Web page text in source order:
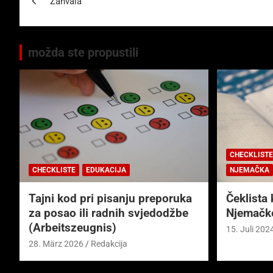
možda ste propustili
CHECKLISTE EDUKACIJA
Tajni kod pri pisanju preporuka
za posao ili radnih svjedodžbe
(Arbeitszeugnis)
28. März 2026 Redakcija
CHECKLISTE
NJEMAČKA
Čeklista
15. Juli